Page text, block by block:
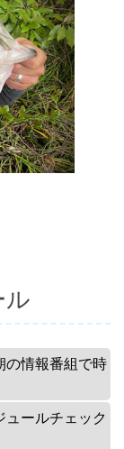
ル
の情報番組で時
ュールチェック